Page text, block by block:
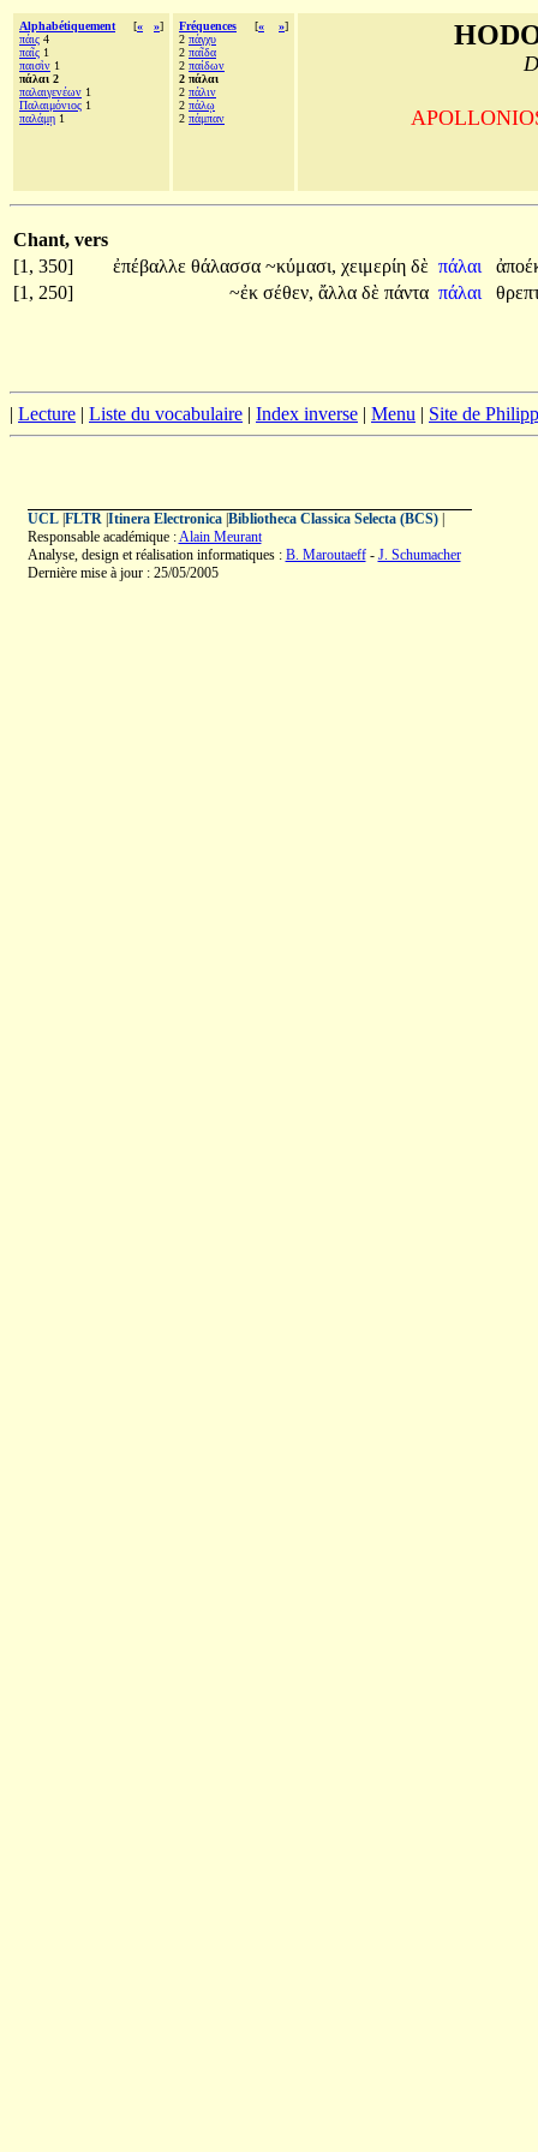
Alphabétiquement [« »]
πάις 4
παῖς 1
παισὶν 1
πάλαι 2
παλαιγενέων 1
Παλαιμόνιος 1
παλάμῃ 1
Fréquences [« »]
2 πάγχυ
2 παῖδα
2 παίδων
2 πάλαι
2 πάλιν
2 πάλῳ
2 πάμπαν
Chant, vers
[1, 350]
ἐπέβαλλε θάλασσα ~κύμασι, χειμερίη δὲ πάλαι
[1, 250]
~ἐκ σέθεν, ἄλλα δὲ πάντα πάλαι
| Lecture | Liste du vocabulaire | Index inverse | Menu | Site de
UCL| FLTR| Itinera Electronica| Bibliotheca Classica Selecta (BCS)|
Responsable académique :Alain Meurant
Analyse, design et réalisation informatiques : B. Maroutaeff- J. Schumacher
Dernière mise à jour : 25/05/2005